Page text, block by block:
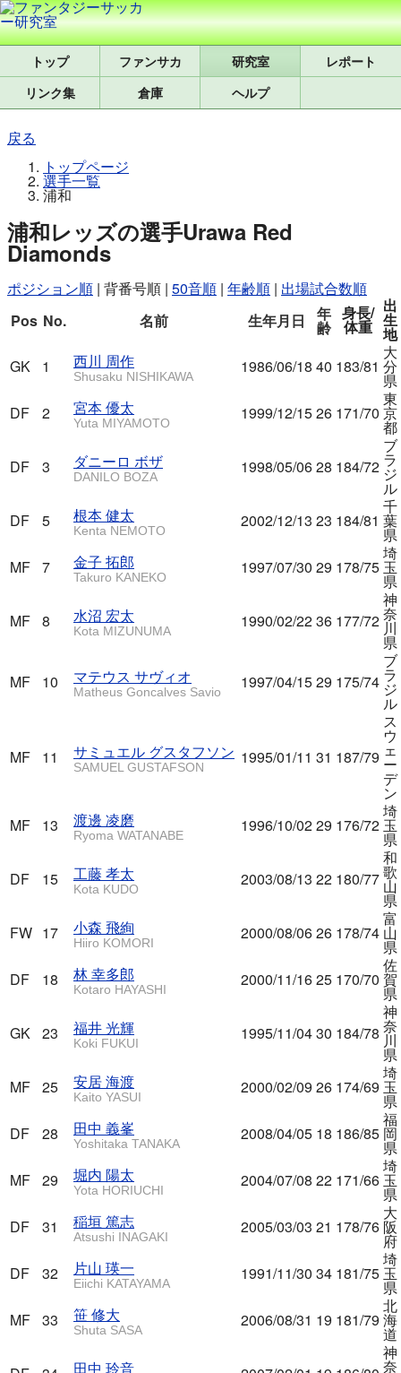
トップ 研究室
レポート
リンク集
倉庫 ヘルプ
戻る
トップページ
選手一覧
浦和
浦和レッズの選手Urawa Red
Diamonds
ポジション順 | 背番号順 | 50音順 | 年齢順 | 出場試合数順
Pos No. 名前 生年月日 年
齢
身長/
体重
出
生
地
GK
1 西川 周作
Shusaku NISHIKAWA 1986/06/18 40 183/81
大
分
県
DF
2 宮本 優太
Yuta MIYAMOTO 1999/12/1526 171/70
東
京
都
DF
3 ダニーロ ボザ
DANILO BOZA 1998/05/0628 184/72
ブ
ラ
ジ
ル
DF
5 根本 健太
Kenta NEMOTO 2002/12/13 23 184/81
千
葉
県
MF 7 金子 拓郎
Takuro KANEKO 1997/07/30 29 178/75
埼
玉
県
MF 8 水沼 宏太
Kota MIZUNUMA 1990/02/2236 177/72
神
奈
川
県
MF
10 マテウス サヴィオ
Matheus Goncalves Savio 1997/04/1529 175/74
ブ
ラ
ジ
ル
MF 11 サミュエル グスタフソン
SAMUEL GUSTAFSON 1995/01/11 31 187/79
ス
ウ
ェ
ー
デ
ン
MF
13 渡邊 凌磨
Ryoma WATANABE 1996/10/0229 176/72
埼
玉
県
DF
15 工藤 孝太
Kota KUDO 2003/08/13 22 180/77
和
歌
山
県
FW 17 小森 飛絢
Hiiro KOMORI 2000/08/0626 178/74
富
山
県
DF
18 林 幸多郎
Kotaro HAYASHI 2000/11/1625 170/70
佐
賀
県
GK 23 福井 光輝
Koki FUKUI 1995/11/0430 184/78
神
奈
川
県
MF 25 安居 海渡
Kaito YASUI 2000/02/09 26 174/69
埼
玉
県
DF
28 田中 義峯
Yoshitaka TANAKA 2008/04/05 18 186/85
福
岡
県
MF 29 堀内 陽太
Yota HORIUCHI 2004/07/08 22 171/66
埼
玉
県
DF
31 稲垣 篤志
Atsushi INAGAKI 2005/03/03 21 178/76
大
阪
府
DF
32 片山 瑛一
Eiichi KATAYAMA 1991/11/30 34 181/75
埼
玉
県
MF 33 笹 修大
Shuta SASA 2006/08/31 19 181/79
北
海
道
田中 玲音
神
奈